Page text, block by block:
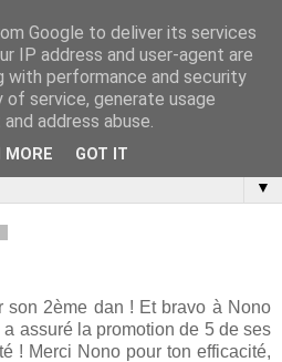
▼
son 2ème dan ! Et bravo à Nono
assuré la promotion de 5 de ses
! Merci Nono pour ton efficacité,
Google to deliver its services
IP address and user-agent are
with performance and security
service, generate usage
address abuse.
MORE GOT IT